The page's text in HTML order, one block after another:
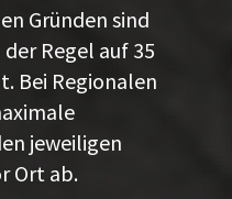
Gründen sind
Regel auf 35
Bei Regionalen
jeweiligen
Ort ab.